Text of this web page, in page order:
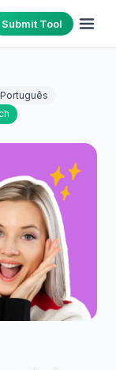
Submit Tool
Português